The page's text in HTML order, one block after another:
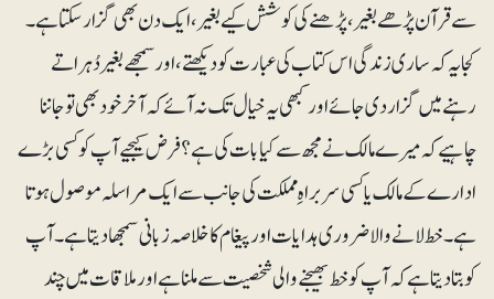
سے قرآن پڑھے بغیر، پڑھنے کی کوشش کیے بغیر، ایک دن بھی گزار سکتا ہے۔
کجا یہ کہ ساری زندگی اس کتاب کی عبارت کو دیکھتے، اور سمجھے بغیر دُہراتے
رہنے میں گزار دی جائے اور کبھی یہ خیال تک نہ آئے کہ آخر خود بھی تو جاننا
چاہیے کہ میرے مالک نے مجھ سے کیا بات کی ہے؟ فرض کیجیے آپ کو کسی بڑے
ادارے کے مالک یا کسی سربراہِ مملکت کی جانب سے ایک مراسلہ موصول ہوتا
ہے ۔ خط لانے والا ضروری ہدایات اور پیغام کا خلاصہ زبانی سمجھادیتا ہے۔ آپ
کو بتا دیتا ہے کہ آپ کو خط بھیجنے والی شخصیت سے ملنا ہے اور ملاقات میں چند